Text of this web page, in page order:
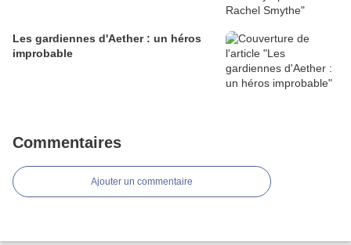
Les gardiennes d'Aether : un héros
improbable
Commentaires
Ajouter un commentaire